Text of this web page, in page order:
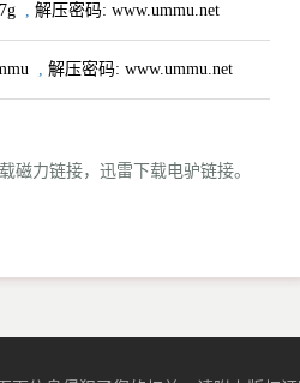
, 解压密码: www.ummu.net
, 解压密码: www.ummu.net
磁力链接，迅雷下载电驴链接。